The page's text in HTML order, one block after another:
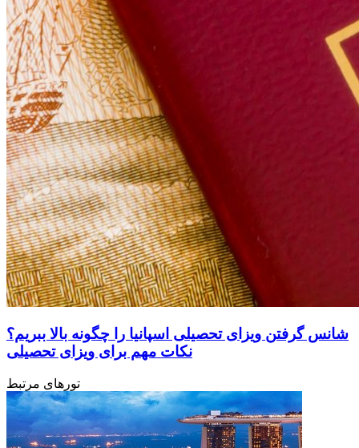
شانس گرفتن ویزای تحصیلی اسپانیا را چگونه بالا ببریم؟
نکات مهم برای ویزای تحصیلی
تورهای مرتبط